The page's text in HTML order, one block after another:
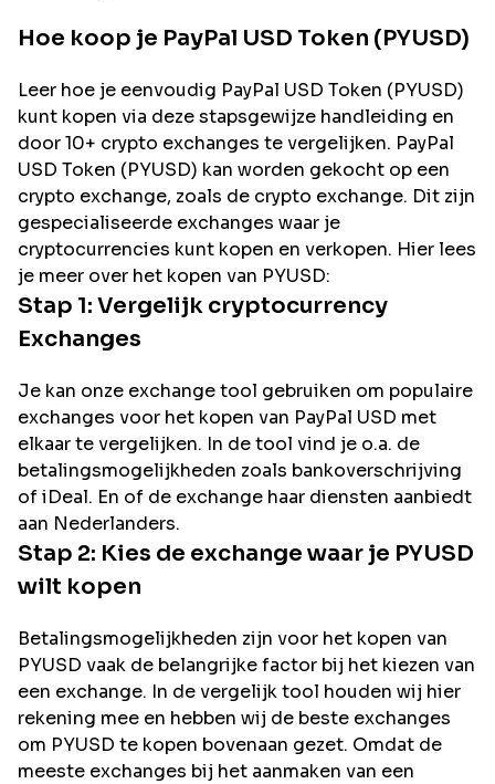
Hoe koop je PayPal USD Token (PYUSD)
Leer hoe je eenvoudig PayPal USD Token (PYUSD)
kunt kopen via deze stapsgewijze handleiding en
door 10+ crypto exchanges te vergelijken. PayPal
USD Token (PYUSD) kan worden gekocht op een
crypto exchange, zoals de crypto exchange. Dit zijn
gespecialiseerde exchanges waar je
cryptocurrencies kunt kopen en verkopen. Hier lees
je meer over het kopen van PYUSD:
Stap 1: Vergelijk cryptocurrency
Exchanges
Je kan onze exchange tool gebruiken om populaire
exchanges voor het kopen van PayPal USD met
elkaar te vergelijken. In de tool vind je o.a. de
betalingsmogelijkheden zoals bankoverschrijving
of iDeal. En of de exchange haar diensten aanbiedt
aan Nederlanders.
Stap 2: Kies de exchange waar je PYUSD
wilt kopen
Betalingsmogelijkheden zijn voor het kopen van
PYUSD vaak de belangrijke factor bij het kiezen van
een exchange. In de vergelijk tool houden wij hier
rekening mee en hebben wij de beste exchanges
om PYUSD te kopen bovenaan gezet. Omdat de
meeste exchanges bij het aanmaken van een